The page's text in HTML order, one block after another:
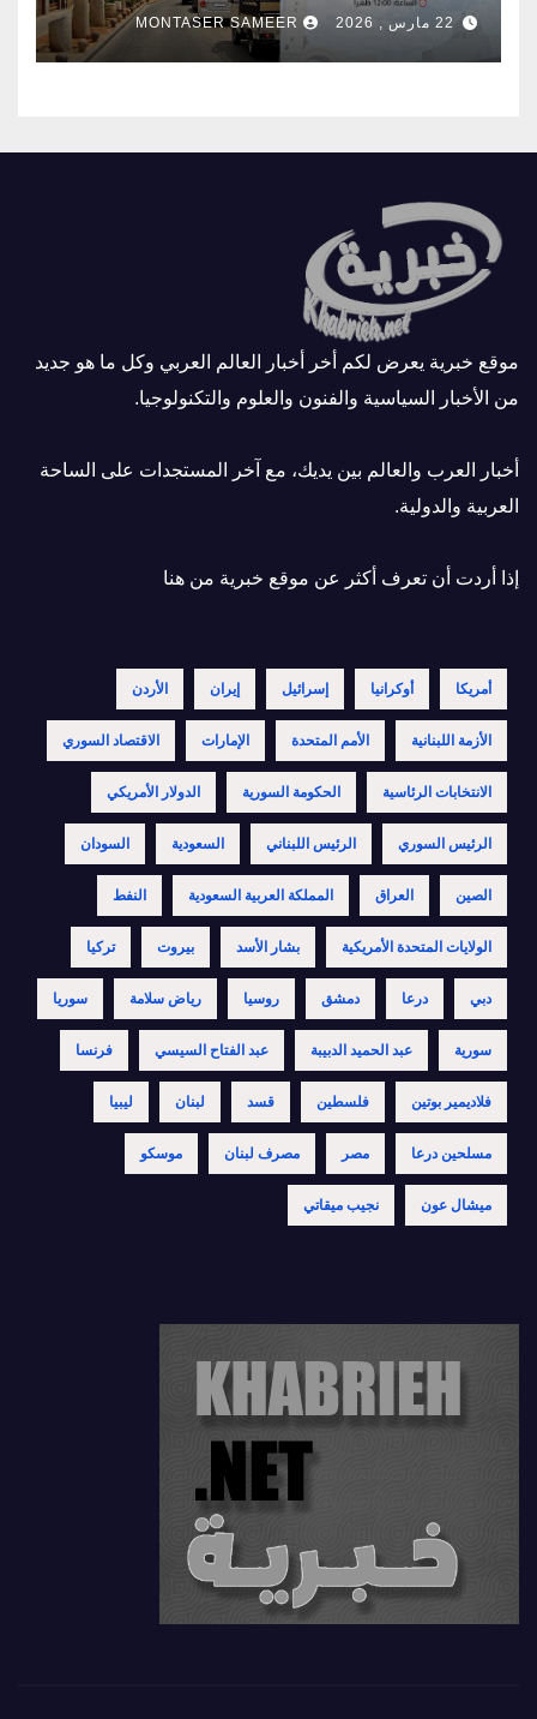
22 مارس , 2026 MONTASER SAMEER
موقع خبرية يعرض لكم أخر أخبار العالم العربي وكل ما هو جديد
من الأخبار السياسية والفنون والعلوم والتكنولوجيا.
أخبار العرب والعالم بين يديك، مع آخر المستجدات على الساحة
العربية والدولية.
إذا أردت أن تعرف أكثر عن موقع خبرية من هنا
أمريكا أوكرانيا إسرائيل إيران الأردن
الأزمة اللبنانية الأمم المتحدة الإمارات الاقتصاد السوري
الانتخابات الرئاسية الحكومة السورية الدولار الأمريكي
الرئيس السوري الرئيس اللبناني السعودية السودان
الصين العراق المملكة العربية السعودية النفط
الولايات المتحدة الأمريكية بشار الأسد بيروت تركيا
دبي درعا دمشق روسيا رياض سلامة سوريا
سورية عبد الحميد الدبيبة عبد الفتاح السيسي فرنسا
فلاديمير بوتين فلسطين قسد لبنان ليبيا
مسلحين درعا مصر مصرف لبنان موسكو
ميشال عون نجيب ميقاتي